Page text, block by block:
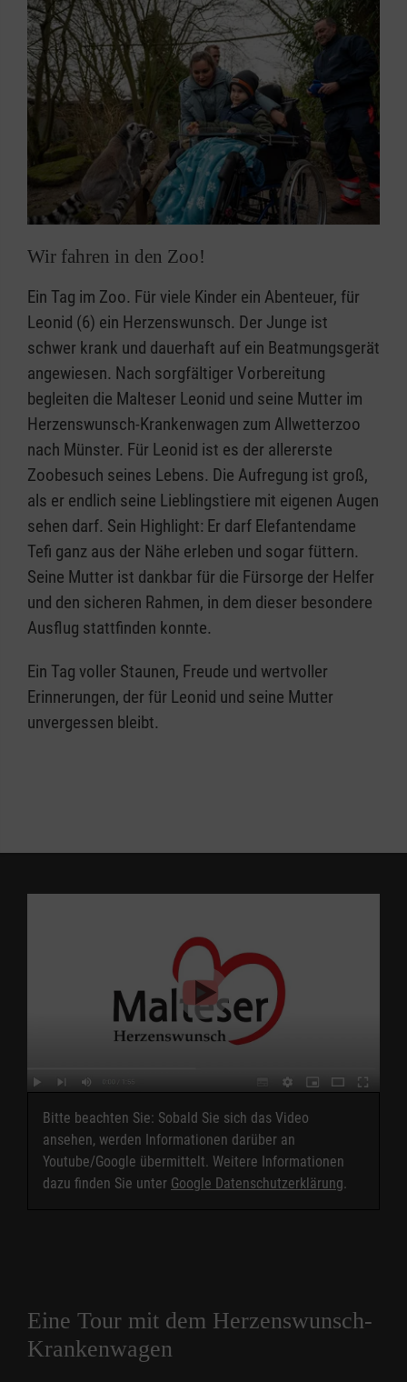
Wir fahren in den Zoo!
Ein Tag im Zoo. Für viele Kinder ein Abenteuer, für
Leonid (6) ein Herzenswunsch. Der Junge ist
schwer krank und dauerhaft auf ein Beatmungsgerät
angewiesen. Nach sorgfältiger Vorbereitung
begleiten die Malteser Leonid und seine Mutter im
Herzenswunsch-Krankenwagen zum Allwetterzoo
nach Münster. Für Leonid ist es der allererste
Zoobesuch seines Lebens. Die Aufregung ist groß,
als er endlich seine Lieblingstiere mit eigenen Augen
sehen darf. Sein Highlight: Er darf Elefantendame
Tefi ganz aus der Nähe erleben und sogar füttern.
Seine Mutter ist dankbar für die Fürsorge der Helfer
und den sicheren Rahmen, in dem dieser besondere
Ausflug stattfinden konnte.
Ein Tag voller Staunen, Freude und wertvoller
Erinnerungen, der für Leonid und seine Mutter
unvergessen bleibt.
Bitte beachten Sie: Sobald Sie sich das Video
ansehen, werden Informationen darüber an
Youtube/Google übermittelt. Weitere Informationen
dazu finden Sie unter Google Datenschutzerklärung.
Eine Tour mit dem Herzenswunsch-
Krankenwagen